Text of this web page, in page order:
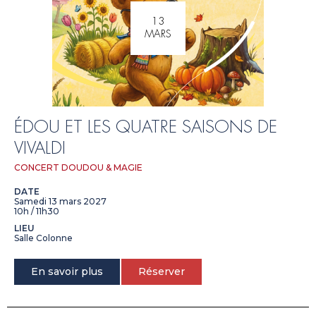
13
MARS
ÉDOU ET LES QUATRE SAISONS DE
VIVALDI
CONCERT DOUDOU & MAGIE
DATE
Samedi 13 mars 2027
10h / 11h30
LIEU
Salle Colonne
En savoir plus Réserver